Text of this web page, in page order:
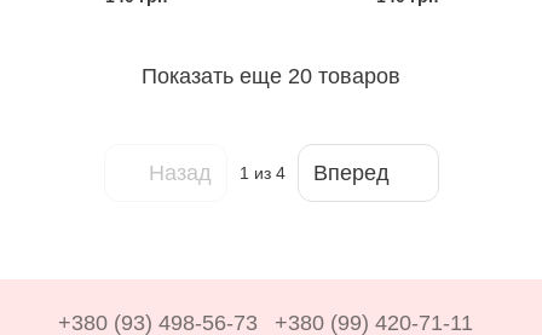
Показать еще 20 товаров
Назад 1 из 4 Вперед
+380 (93) 498-56-73 +380 (99) 420-71-11